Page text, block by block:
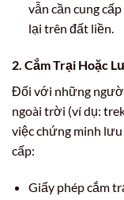
vẫn cần cung
lại trên đất liền.
2. Cắm Trại Hoặc
Đối với những
ngoài trời (ví dụ:
việc chứng minh
cấp:
Giấy phép cắm